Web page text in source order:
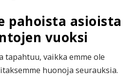
pahoista asioista
vuoksi
tapahtuu, vaikka emme ole
huonoja seurauksia.